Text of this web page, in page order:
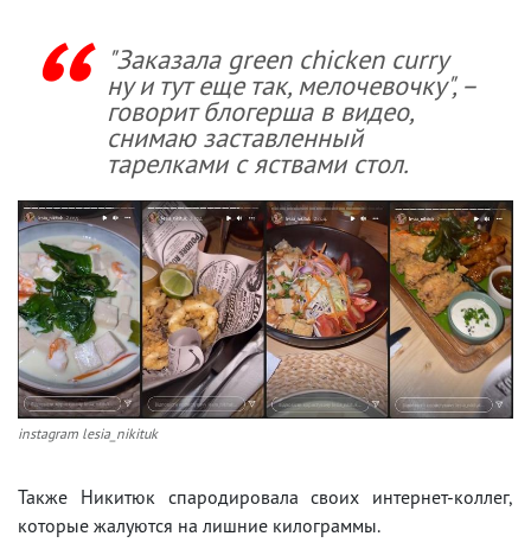
"Заказала green chicken curry
ну и тут еще так, мелочевочку", –
говорит блогерша в видео,
снимаю заставленный
тарелками с яствами стол.
instagram lesia_nikituk
Также Никитюк спародировала своих интернет-коллег,
которые жалуются на лишние килограммы.